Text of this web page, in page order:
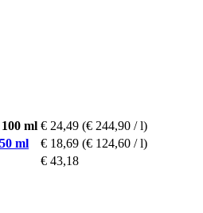
ml € 24,49 (€ 244,90 / l)
ml
€ 18,69 (€ 124,60 / l)
€ 43,18